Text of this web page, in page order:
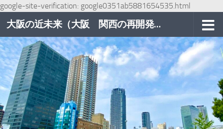
google-site-verification: google0351ab5881654535.html
コンテンツへスキップ
大阪の近未来（大阪 関西の再開発巡り）